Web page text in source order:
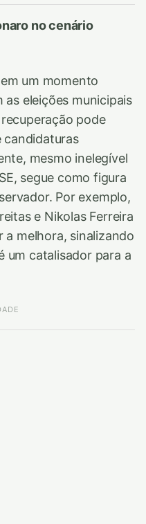
no cenário
um momento
as eleições municipais
pode
candidaturas
mesmo inelegível
segue como figura
Por exemplo,
e Nikolas Ferreira
a melhora, sinalizando
um catalisador para a